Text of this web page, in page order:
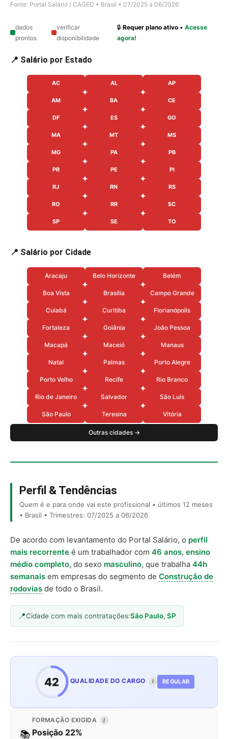
Fonte: Portal Salário / CAGED • Brasil • 07/2025 a 06/2026
dados
prontos
verificar
disponibilidade
🔒Requer plano ativo •Acesse
agora!
📍 Salário por Estado
AC AL AP
AM BA CE
DF ES GO
MA MT MS
MG PA PB
PR PE PI
RJ RN RS
RO RR SC
SP SE TO
📍 Salário por Cidade
Aracaju Belo Horizonte Belém
Boa Vista Brasília Campo Grande
Cuiabá Curitiba Florianópolis
Fortaleza Goiânia João Pessoa
Macapá Maceió Manaus
Natal Palmas Porto Alegre
Porto Velho Recife Rio Branco
Rio de Janeiro Salvador São Luís
São Paulo Teresina Vitória
Outras cidades →
Perfil & Tendências
Quem é e para onde vai este profissional • últimos 12 meses
• Brasil • Trimestres: 07/2025 a 06/2026
De acordo com levantamento do Portal Salário, o perfil
mais recorrente é um trabalhador com 46 anos, ensino
médio completo, do sexo masculino, que trabalha 44h
semanais em empresas do segmento de Construção de
rodovias de todo o Brasil.
Cidade com mais contratações:São Paulo, SP
42 QUALIDADE DO CARGO I REGULAR
📚
FORMAÇÃO EXIGIDA I
Posição 22%